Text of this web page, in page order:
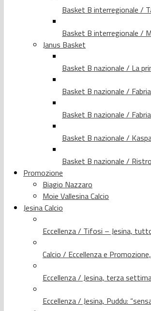
Basket B interregionale /
Basket B interregionale /
Janus Basket
Basket B nazionale / La
Basket B nazionale /
Basket B nazionale /
Basket B nazionale /
Basket B nazionale /
Promozione
Biagio Nazzaro
Moie Vallesina Calcio
Jesina Calcio
Eccellenza / Tifosi – Jesina,
Calcio / Eccellenza e
Eccellenza / Jesina, terza
Eccellenza / Jesina, Puddu: